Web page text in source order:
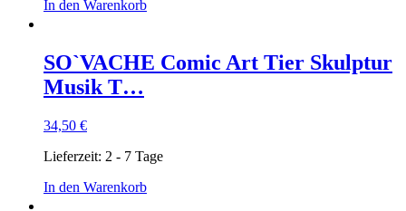
In den Warenkorb
SO`VACHE Comic Art Tier Skulptur
Musik T…
34,50 €
Lieferzeit: 2 - 7 Tage
In den Warenkorb